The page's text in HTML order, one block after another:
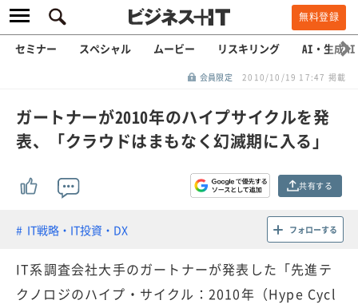
無料登録
セミナー スペシャル ムービー リスキリング AI・生成AI
会員限定 2010/10/19 17:47 掲載
ガートナーが2010年のハイプサイクルを発
表、「クラウドはまもなく幻滅期に入る」
共有する
IT戦略・IT投資・DX フォローする
IT系調査会社大手のガートナーが発表した「先進テ
クノロジのハイプ・サイクル：2010年（Hype Cycl